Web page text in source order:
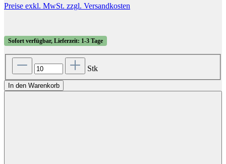
Preise exkl. MwSt. zzgl. Versandkosten
Sofort verfügbar, Lieferzeit: 1-3 Tage
Stk
In den Warenkorb